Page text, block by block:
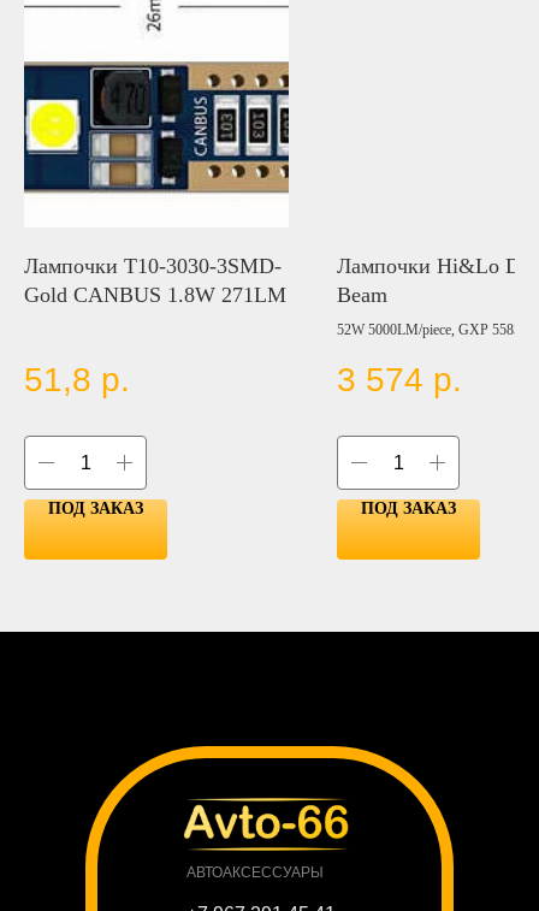
Лампочки T10-3030-3SMD-
Gold CANBUS 1.8W 271LM
51,8 р.
ПОД ЗАКАЗ
Лампочки Hi&Lo
Beam
52W 5000LM/piece, GXP 5585,
9-60V, (H4, H13, 9004, 9007)
3 574 р.
ПОД ЗАКАЗ
АВТОАКСЕССУАРЫ